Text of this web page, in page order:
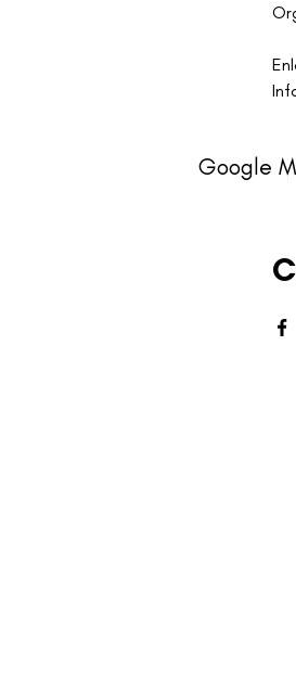
Google